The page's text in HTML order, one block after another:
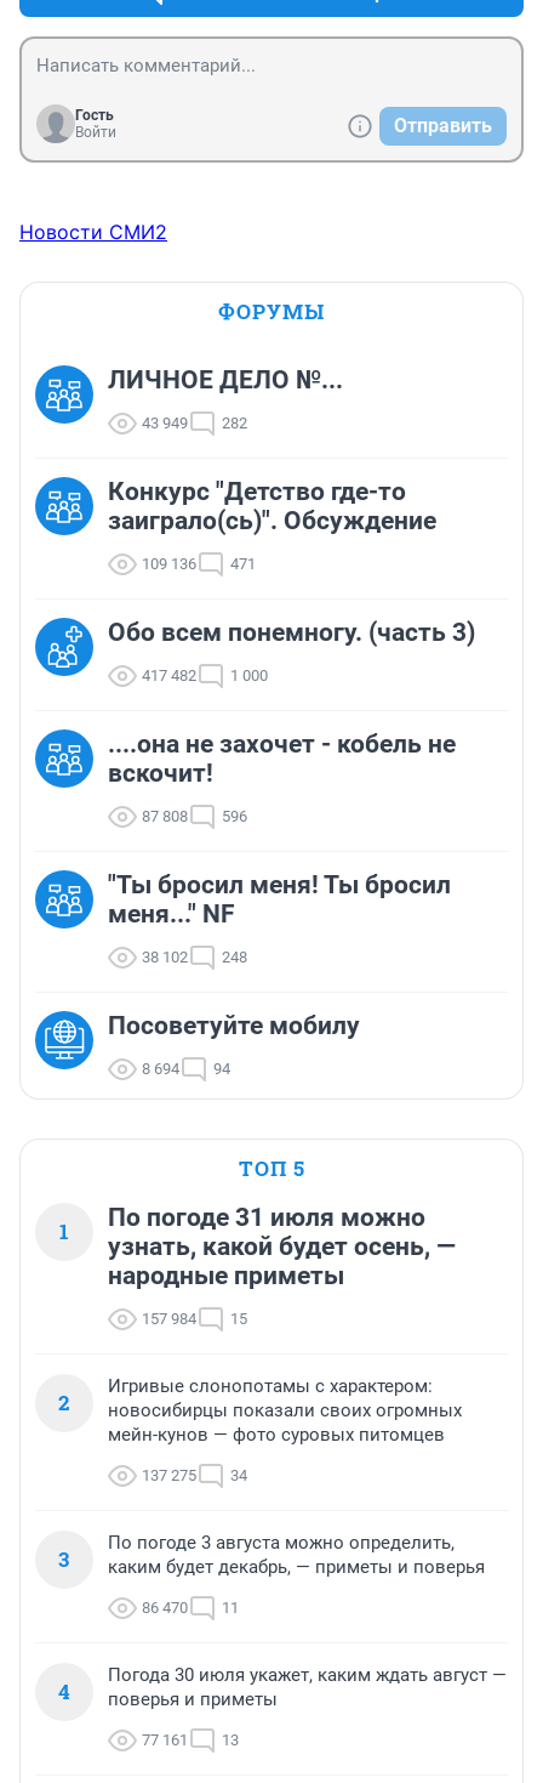
Гость
Войти
Отправить
Новости СМИ2
ФОРУМЫ
ЛИЧНОЕ ДЕЛО №...
43 949 282
Конкурс "Детство где-то
заиграло(сь)". Обсуждение
109 136 471
Обо всем понемногу. (часть 3)
417 482 1 000
....она не захочет - кобель не
вскочит!
87 808 596
"Ты бросил меня! Ты бросил
меня..." NF
38 102 248
Посоветуйте мобилу
8 694 94
ТОП 5
1
По погоде 31 июля можно
узнать, какой будет осень, —
народные приметы
157 984 15
2
Игривые слонопотамы с характером:
новосибирцы показали своих огромных
мейн-кунов — фото суровых питомцев
137 275 34
3
По погоде 3 августа можно определить,
каким будет декабрь, — приметы и поверья
86 470 11
4
Погода 30 июля укажет, каким ждать август —
поверья и приметы
77 161 13